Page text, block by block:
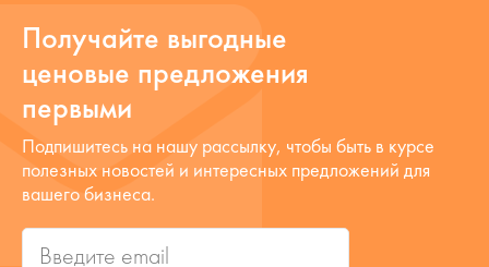
Получайте выгодные
ценовые предложения
первыми
Подпишитесь на нашу рассылку, чтобы быть в курсе
полезных новостей и интересных предложений для
вашего бизнеса.